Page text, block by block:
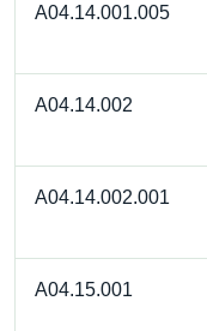
A04.14.001.005
A04.14.002
A04.14.002.001
A04.15.001